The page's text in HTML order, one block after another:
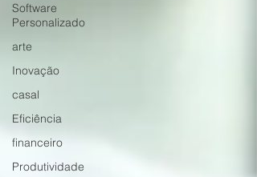
Software
Personalizado
arte
Inovação
casal
Eficiência
financeiro
Produtividade